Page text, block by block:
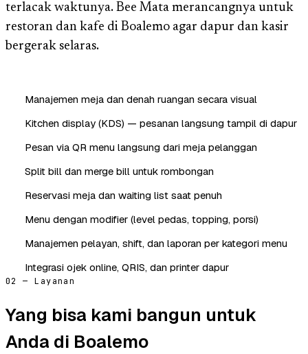
terlacak waktunya. Bee Mata merancangnya untuk
restoran dan kafe di Boalemo agar dapur dan kasir
bergerak selaras.
Manajemen meja dan denah ruangan secara visual
Kitchen display (KDS) — pesanan langsung tampil di dapur
Pesan via QR menu langsung dari meja pelanggan
Split bill dan merge bill untuk rombongan
Reservasi meja dan waiting list saat penuh
Menu dengan modifier (level pedas, topping, porsi)
Manajemen pelayan, shift, dan laporan per kategori menu
Integrasi ojek online, QRIS, dan printer dapur
02 — Layanan
Yang bisa kami bangun untuk
Anda di Boalemo